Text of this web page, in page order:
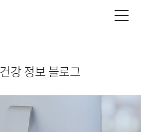
건강 정보 블로그